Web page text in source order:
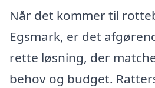
Når det kommer til
Egsmark, er det
rette løsning, der
behov og budget.